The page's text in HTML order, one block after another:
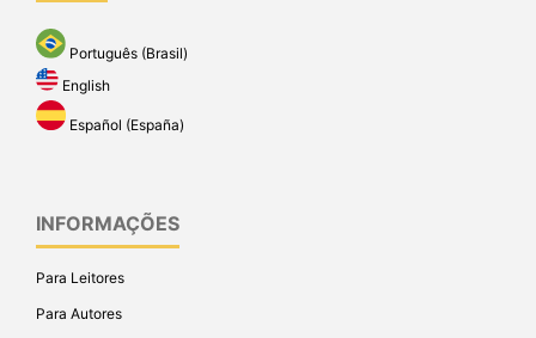
Português (Brasil)
English
Español (España)
INFORMAÇÕES
Para Leitores
Para Autores